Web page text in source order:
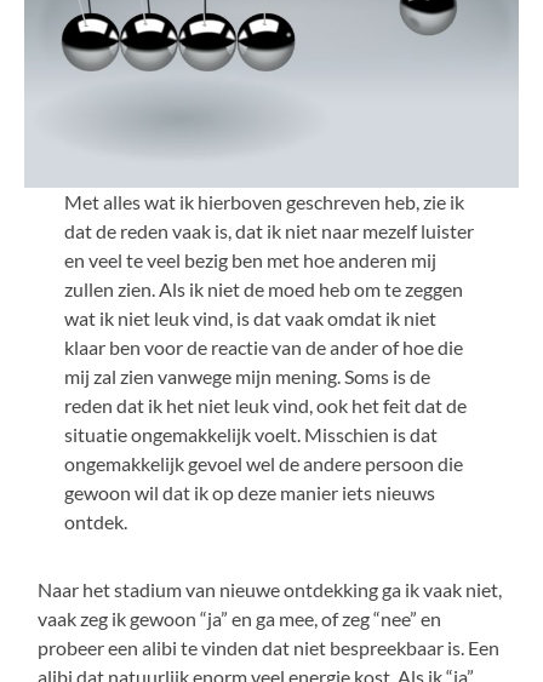
Met alles wat ik hierboven geschreven heb, zie ik
dat de reden vaak is, dat ik niet naar mezelf luister
en veel te veel bezig ben met hoe anderen mij
zullen zien. Als ik niet de moed heb om te zeggen
wat ik niet leuk vind, is dat vaak omdat ik niet
klaar ben voor de reactie van de ander of hoe die
mij zal zien vanwege mijn mening. Soms is de
reden dat ik het niet leuk vind, ook het feit dat de
situatie ongemakkelijk voelt. Misschien is dat
ongemakkelijk gevoel wel de andere persoon die
gewoon wil dat ik op deze manier iets nieuws
ontdek.
Naar het stadium van nieuwe ontdekking ga ik vaak niet,
vaak zeg ik gewoon “ja” en ga mee, of zeg “nee” en
probeer een alibi te vinden dat niet bespreekbaar is. Een
alibi dat natuurlijk enorm veel energie kost. Als ik “ja”